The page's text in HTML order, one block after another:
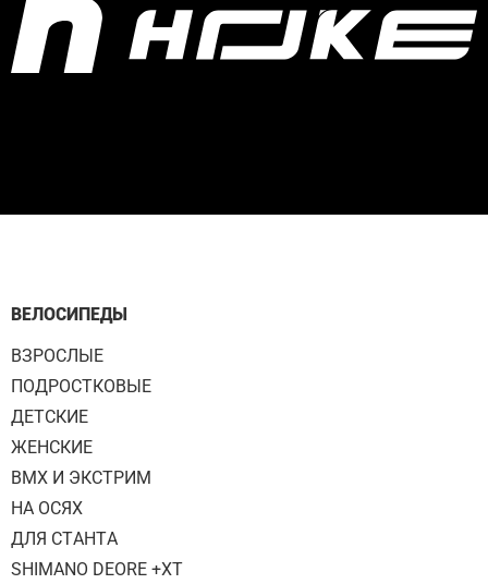
ВЕЛОСИПЕДЫ
ВЗРОСЛЫЕ
ПОДРОСТКОВЫЕ
ДЕТСКИЕ
ЖЕНСКИЕ
BMX И ЭКСТРИМ
НА ОСЯХ
ДЛЯ СТАНТА
SHIMANO DEORE +XT